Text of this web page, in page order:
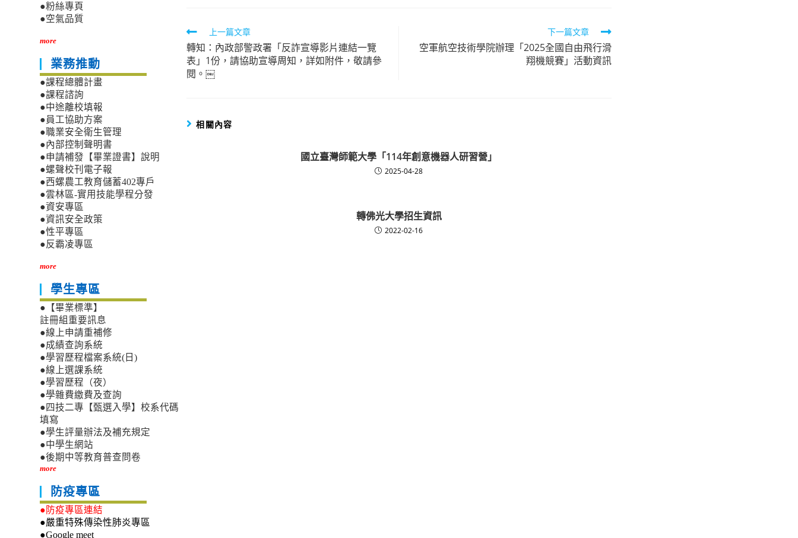
Read
more
articles
上一篇文章
轉知：內政部警政署「反詐宣導影片連結一覽
表」1份，請協助宣導周知，詳如附件，敬請參
閱。￼
下一篇文章
空軍航空技術學院辦理「2025全國自由飛行滑
翔機競賽」活動資訊
相關內容
國立臺灣師範大學「114年創意機器人研習營」
2025-04-28
轉佛光大學招生資訊
2022-02-16
●粉絲專頁
●空氣品質
more
業務推動
●課程總體計畫
●課程諮詢
●中途離校填報
●員工協助方案
●職業安全衛生管理
●內部控制聲明書
●申請補發【畢業證書】說明
●螺聲校刊電子報
●西螺農工教育儲蓄402專戶
●雲林區-實用技能學程分發
●資安專區
●資訊安全政策
●性平專區
●反霸凌專區
more
學生專區
●【畢業標準】
註冊組重要訊息
●線上申請重補修
●成績查詢系統
●學習歷程檔案系統(日)
●線上選課系統
●學習歷程（夜）
●學雜費繳費及查詢
●四技二專【甄選入學】校系代碼
填寫
●學生評量辦法及補充規定
●中學生網站
●後期中等教育普查問卷
more
防疫專區
●防疫專區連結
●嚴重特殊傳染性肺炎專區
●Google meet